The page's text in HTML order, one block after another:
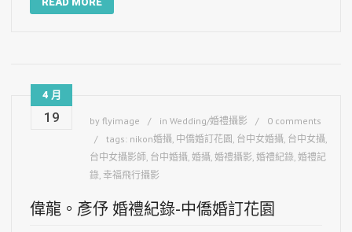
4 月
19 by flyimage in Wedding/婚禮攝影
0 comments
tags: nikon婚攝, 中僑婚訂花園 , 台中女婚攝, 台中女攝,
台中女攝影師, 台中婚攝, 婚攝, 婚禮攝影, 婚禮紀錄, 婚禮記
錄, 幸福飛行攝影
偉龍。彥伃 婚禮紀錄-中僑婚訂花園